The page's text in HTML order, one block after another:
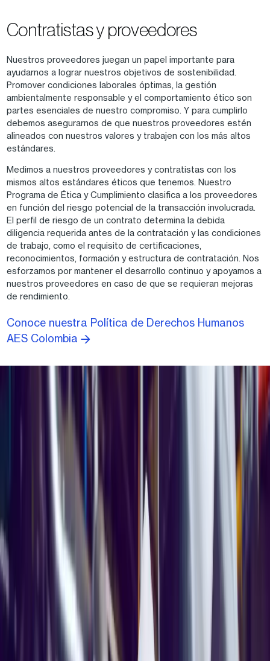
Contratistas y proveedores
Nuestros proveedores juegan un papel importante para
ayudarnos a lograr nuestros objetivos de sostenibilidad.
Promover condiciones laborales óptimas, la gestión
ambientalmente responsable y el comportamiento ético son
partes esenciales de nuestro compromiso. Y para cumplirlo
debemos asegurarnos de que nuestros proveedores estén
alineados con nuestros valores y trabajen con los más altos
estándares.
Medimos a nuestros proveedores y contratistas con los
mismos altos estándares éticos que tenemos. Nuestro
Programa de Ética y Cumplimiento clasifica a los proveedores
en función del riesgo potencial de la transacción involucrada.
El perfil de riesgo de un contrato determina la debida
diligencia requerida antes de la contratación y las condiciones
de trabajo, como el requisito de certificaciones,
reconocimientos, formación y estructura de contratación. Nos
esforzamos por mantener el desarrollo continuo y apoyamos a
nuestros proveedores en caso de que se requieran mejoras
de rendimiento.
Conoce nuestra Política de Derechos Humanos
AES Colombia